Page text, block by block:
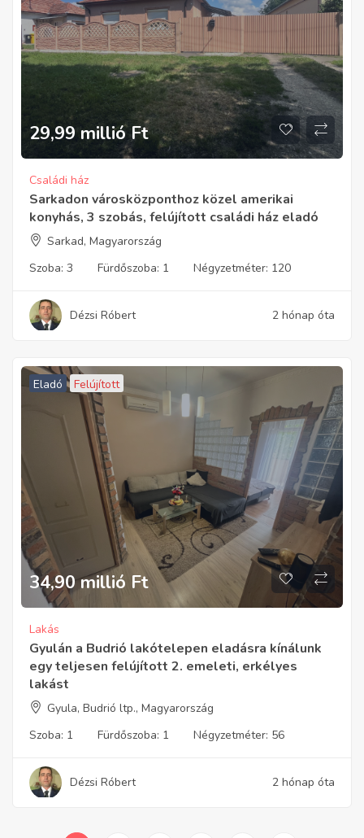
29,99 millió Ft
Családi ház
Sarkadon városközponthoz közel amerikai
konyhás, 3 szobás, felújított családi ház eladó
Sarkad, Magyarország
Szoba: 3 Fürdőszoba: 1 Négyzetméter: 120
Dézsi Róbert 2 hónap óta
Eladó Felújított
34,90 millió Ft
Lakás
Gyulán a Budrió lakótelepen eladásra kínálunk
egy teljesen felújított 2. emeleti, erkélyes
lakást
Gyula, Budrió ltp., Magyarország
Szoba: 1 Fürdőszoba: 1 Négyzetméter: 56
Dézsi Róbert 2 hónap óta